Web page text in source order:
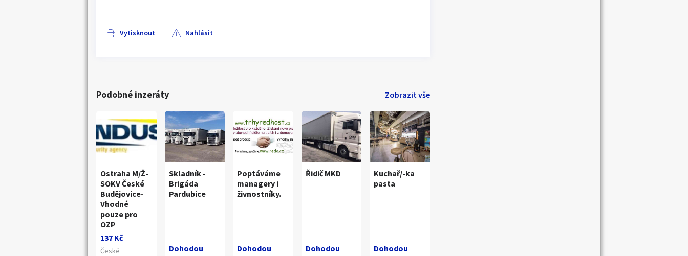
Vytisknout Nahlásit
Podobné inzeráty Zobrazit vše
Ostraha M/Ž-
SOKV České
Budějovice-
Vhodné
pouze pro
OZP
137 Kč
České
Skladník -
Brigáda
Pardubice
Dohodou
Poptáváme
managery i
živnostníky.
Dohodou
Řidič MKD
Dohodou
Kuchař/-ka
pasta
Dohodou